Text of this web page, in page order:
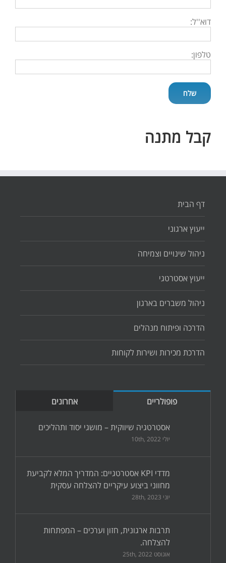
דוא''ל:
טלפון:
קבל מתנה
דף הבית
ייעוץ ארגוני
ניהול שינויים וצמיחה
ייעוץ אסטרטגי
ניהול משברים בארגון
הדרכה ופיתוח מנהלים
הדרכת מכירות ושירות לקוחות
פופולריים אחרונים
אסטרטגיה שיווקית – מושגי יסוד ותהליכים
יולי 10th, 2022
מדדי KPI אסטרטגיים: המדריך המלא לקביעת
מחווני ביצוע עיקריים להצלחה עסקית
יוני 28th, 2023
תרבות ארגונית, חזון וערכים – המפתחות
להצלחה.
אוגוסט 25th, 2022